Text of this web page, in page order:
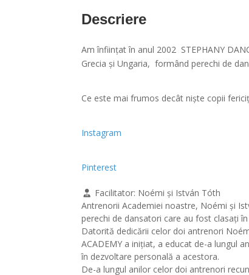
Descriere
Am înființat în anul 2002 STEPHANY
Grecia și Ungaria, formând perechi de
Ce este mai frumos decât niște copii
Instagram
Pinterest
Facilitator: Noémi și István Tóth
Antrenorii Academiei noastre, Noémi și
perechi de dansatori care au fost clasați
Datorită dedicării celor doi antrenori
ACADEMY a inițiat, a educat de-a lungul
în dezvoltare personală a acestora.
De-a lungul anilor celor doi antrenori